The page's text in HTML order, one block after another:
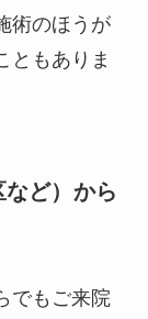
術のほうが
ともありま
ど）から
でもご来院